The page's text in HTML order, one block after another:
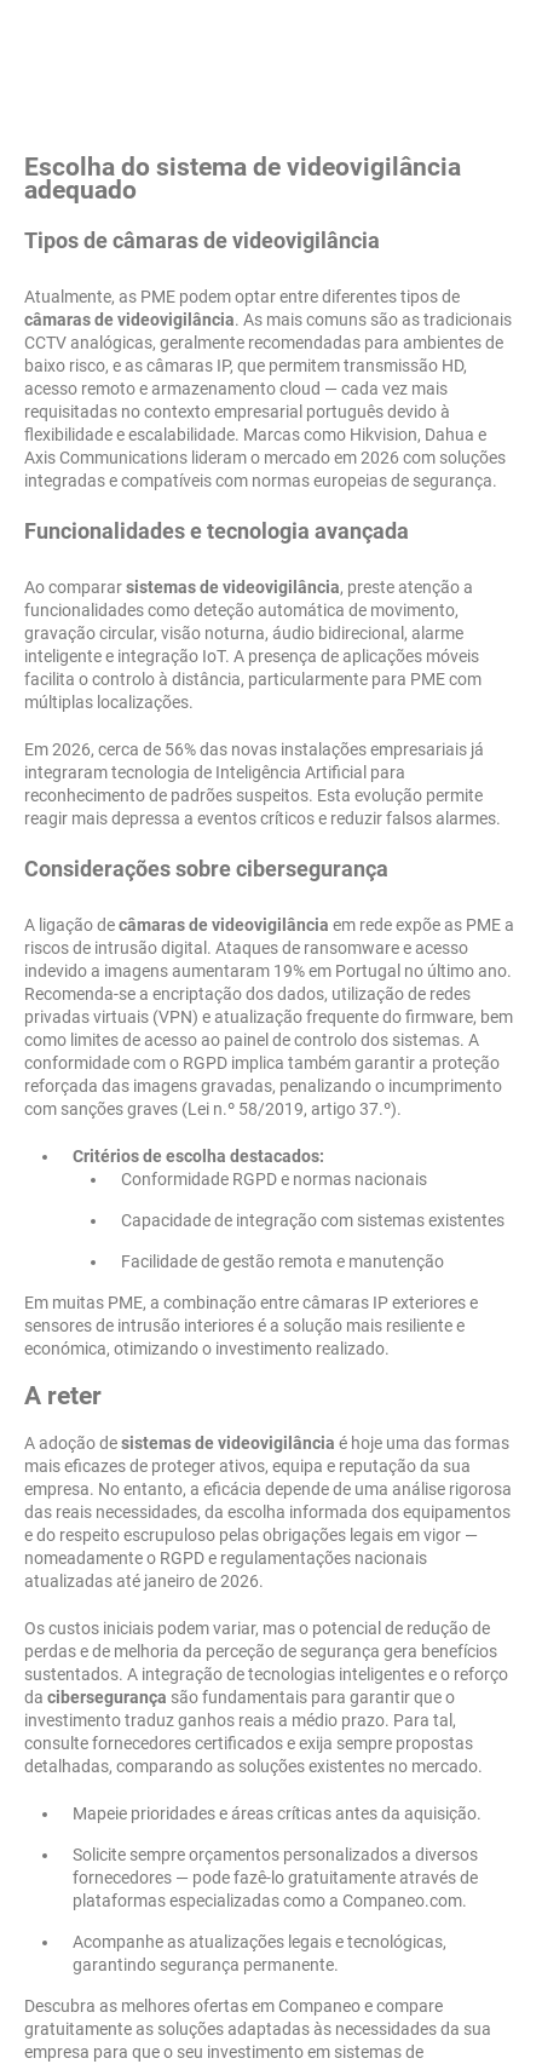
Escolha do sistema de videovigilância
adequado
Tipos de câmaras de videovigilância
Atualmente, as PME podem optar entre diferentes tipos de
câmaras de videovigilância. As mais comuns são as tradicionais
CCTV analógicas, geralmente recomendadas para ambientes de
baixo risco, e as câmaras IP, que permitem transmissão HD,
acesso remoto e armazenamento cloud — cada vez mais
requisitadas no contexto empresarial português devido à
flexibilidade e escalabilidade. Marcas como Hikvision, Dahua e
Axis Communications lideram o mercado em 2026 com soluções
integradas e compatíveis com normas europeias de segurança.
Funcionalidades e tecnologia avançada
Ao compararsistemas de videovigilância, preste atenção a
funcionalidades como deteção automática de movimento,
gravação circular, visão noturna, áudio bidirecional, alarme
inteligente e integração IoT. A presença de aplicações móveis
facilita o controlo à distância, particularmente para PME com
múltiplas localizações.
Em 2026, cerca de 56% das novas instalações empresariais já
integraram tecnologia de Inteligência Artificial para
reconhecimento de padrões suspeitos. Esta evolução permite
reagir mais depressa a eventos críticos e reduzir falsos alarmes.
Considerações sobre cibersegurança
A ligação decâmaras de videovigilância em rede expõe as PME a
riscos de intrusão digital. Ataques de ransomware e acesso
indevido a imagens aumentaram 19% em Portugal no último ano.
Recomenda-se a encriptação dos dados, utilização de redes
privadas virtuais (VPN) e atualização frequente do firmware, bem
como limites de acesso ao painel de controlo dos sistemas. A
conformidade com o RGPD implica também garantir a proteção
reforçada das imagens gravadas, penalizando o incumprimento
com sanções graves (Lei n.º 58/2019, artigo 37.º).
Critérios de escolha destacados:
Conformidade RGPD e normas nacionais
Capacidade de integração com sistemas existentes
Facilidade de gestão remota e manutenção
Em muitas PME, a combinação entre câmaras IP exteriores e
sensores de intrusão interiores é a solução mais resiliente e
económica, otimizando o investimento realizado.
A reter
A adoção desistemas de videovigilância é hoje uma das formas
mais eficazes de proteger ativos, equipa e reputação da sua
empresa. No entanto, a eficácia depende de uma análise rigorosa
das reais necessidades, da escolha informada dos equipamentos
e do respeito escrupuloso pelas obrigações legais em vigor —
nomeadamente o RGPD e regulamentações nacionais
atualizadas até janeiro de 2026.
Os custos iniciais podem variar, mas o potencial de redução de
perdas e de melhoria da perceção de segurança gera benefícios
sustentados. A integração de tecnologias inteligentes e o reforço
da cibersegurança são fundamentais para garantir que o
investimento traduz ganhos reais a médio prazo. Para tal,
consulte fornecedores certificados e exija sempre propostas
detalhadas, comparando as soluções existentes no mercado.
Mapeie prioridades e áreas críticas antes da aquisição.
Solicite sempre orçamentos personalizados a diversos
fornecedores — pode fazê-lo gratuitamente através de
plataformas especializadas como a Companeo.com.
Acompanhe as atualizações legais e tecnológicas,
garantindo segurança permanente.
Descubra as melhores ofertas em Companeo e compare
gratuitamente as soluções adaptadas às necessidades da sua
empresa para que o seu investimento em sistemas de